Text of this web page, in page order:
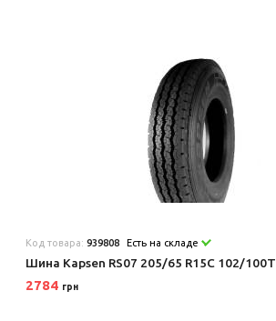
Код товара:939808 Есть на складе
Шина Kapsen RS07 205/65 R15C 102/100T
2784 грн